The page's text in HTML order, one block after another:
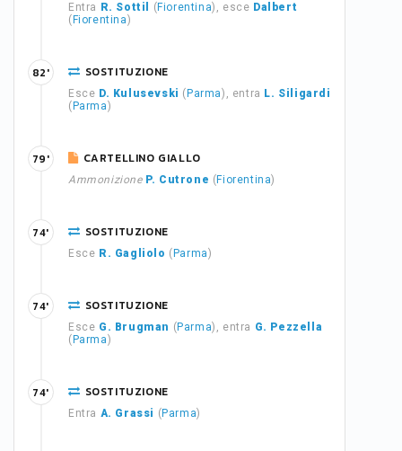
Entra R. Sottil ( Fiorentina), esce Dalbert
( Fiorentina)
SOSTITUZIONE
Esce D. Kulusevski ( Parma), entra L. Siligardi
( Parma)
82'
CARTELLINO GIALLO
Ammonizione P. Cutrone ( Fiorentina)
79'
SOSTITUZIONE
Esce R. Gagliolo ( Parma)
74'
SOSTITUZIONE
Esce G. Brugman ( Parma), entra G. Pezzella
( Parma)
74'
SOSTITUZIONE
Entra A. Grassi ( Parma)
74'